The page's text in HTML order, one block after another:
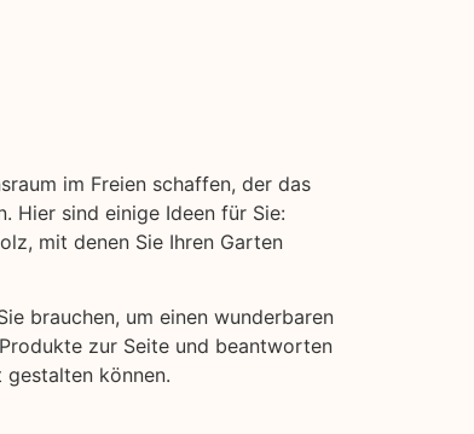
im Freien schaffen, der das
Hier sind einige Ideen für Sie:
mit denen Sie Ihren Garten
brauchen, um einen wunderbaren
zur Seite und beantworten
gestalten können.